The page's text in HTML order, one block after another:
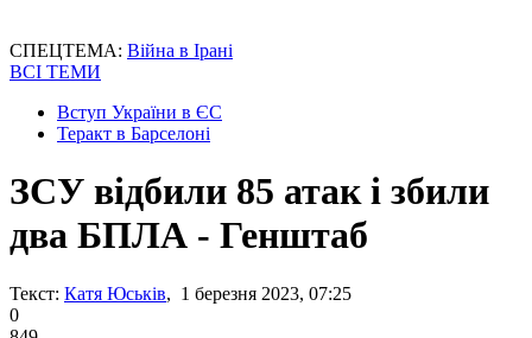
СПЕЦТЕМА: Війна в Ірані
ВСІ ТЕМИ
Вступ України в ЄС
Теракт в Барселоні
ЗСУ відбили 85 атак і збили
два БПЛА - Генштаб
Текст: Катя Юськів, 1 березня 2023, 07:25
0